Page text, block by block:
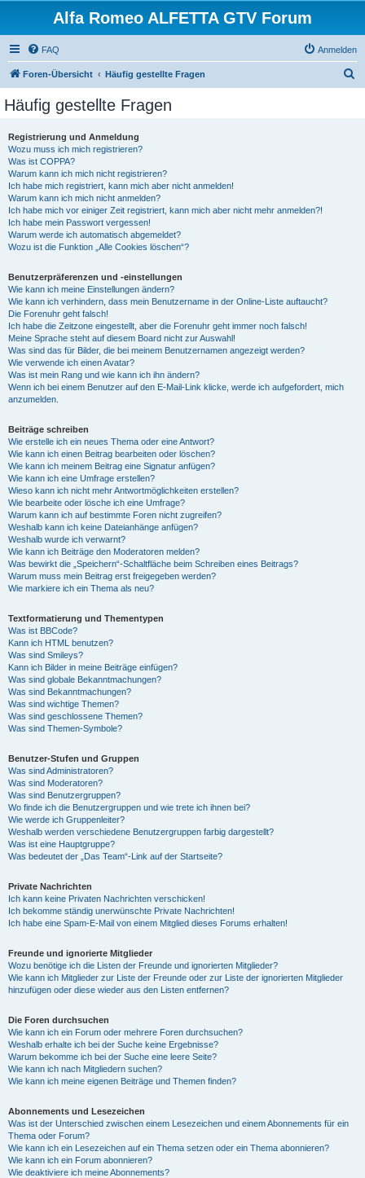
Alfa Romeo ALFETTA GTV Forum
FAQ Anmelden
Foren-Übersicht Häufig gestellte Fragen
Häufig gestellte Fragen
Registrierung und Anmeldung
Wozu muss ich mich registrieren?
Was ist COPPA?
Warum kann ich mich nicht registrieren?
Ich habe mich registriert, kann mich aber nicht anmelden!
Warum kann ich mich nicht anmelden?
Ich habe mich vor einiger Zeit registriert, kann mich aber nicht mehr anmelden?!
Ich habe mein Passwort vergessen!
Warum werde ich automatisch abgemeldet?
Wozu ist die Funktion „Alle Cookies löschen“?
Benutzerpräferenzen und -einstellungen
Wie kann ich meine Einstellungen ändern?
Wie kann ich verhindern, dass mein Benutzername in der Online-Liste auftaucht?
Die Forenuhr geht falsch!
Ich habe die Zeitzone eingestellt, aber die Forenuhr geht immer noch falsch!
Meine Sprache steht auf diesem Board nicht zur Auswahl!
Was sind das für Bilder, die bei meinem Benutzernamen angezeigt werden?
Wie verwende ich einen Avatar?
Was ist mein Rang und wie kann ich ihn ändern?
Wenn ich bei einem Benutzer auf den E-Mail-Link klicke, werde ich aufgefordert, mich
anzumelden.
Beiträge schreiben
Wie erstelle ich ein neues Thema oder eine Antwort?
Wie kann ich einen Beitrag bearbeiten oder löschen?
Wie kann ich meinem Beitrag eine Signatur anfügen?
Wie kann ich eine Umfrage erstellen?
Wieso kann ich nicht mehr Antwortmöglichkeiten erstellen?
Wie bearbeite oder lösche ich eine Umfrage?
Warum kann ich auf bestimmte Foren nicht zugreifen?
Weshalb kann ich keine Dateianhänge anfügen?
Weshalb wurde ich verwarnt?
Wie kann ich Beiträge den Moderatoren melden?
Was bewirkt die „Speichern“-Schaltfläche beim Schreiben eines Beitrags?
Warum muss mein Beitrag erst freigegeben werden?
Wie markiere ich ein Thema als neu?
Textformatierung und Thementypen
Was ist BBCode?
Kann ich HTML benutzen?
Was sind Smileys?
Kann ich Bilder in meine Beiträge einfügen?
Was sind globale Bekanntmachungen?
Was sind Bekanntmachungen?
Was sind wichtige Themen?
Was sind geschlossene Themen?
Was sind Themen-Symbole?
Benutzer-Stufen und Gruppen
Was sind Administratoren?
Was sind Moderatoren?
Was sind Benutzergruppen?
Wo finde ich die Benutzergruppen und wie trete ich ihnen bei?
Wie werde ich Gruppenleiter?
Weshalb werden verschiedene Benutzergruppen farbig dargestellt?
Was ist eine Hauptgruppe?
Was bedeutet der „Das Team“-Link auf der Startseite?
Private Nachrichten
Ich kann keine Privaten Nachrichten verschicken!
Ich bekomme ständig unerwünschte Private Nachrichten!
Ich habe eine Spam-E-Mail von einem Mitglied dieses Forums erhalten!
Freunde und ignorierte Mitglieder
Wozu benötige ich die Listen der Freunde und ignorierten Mitglieder?
Wie kann ich Mitglieder zur Liste der Freunde oder zur Liste der ignorierten Mitglieder
hinzufügen oder diese wieder aus den Listen entfernen?
Die Foren durchsuchen
Wie kann ich ein Forum oder mehrere Foren durchsuchen?
Weshalb erhalte ich bei der Suche keine Ergebnisse?
Warum bekomme ich bei der Suche eine leere Seite?
Wie kann ich nach Mitgliedern suchen?
Wie kann ich meine eigenen Beiträge und Themen finden?
Abonnements und Lesezeichen
Was ist der Unterschied zwischen einem Lesezeichen und einem Abonnements für ein
Thema oder Forum?
Wie kann ich ein Lesezeichen auf ein Thema setzen oder ein Thema abonnieren?
Wie kann ich ein Forum abonnieren?
Wie deaktiviere ich meine Abonnements?